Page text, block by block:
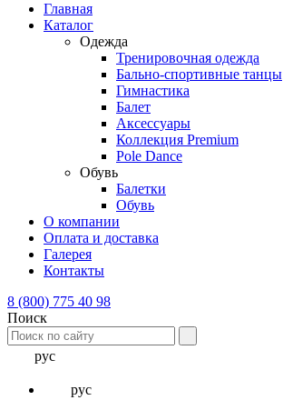
Главная
Каталог
Одежда
Тренировочная одежда
Бально-спортивные танцы
Гимнастика
Балет
Аксессуары
Коллекция Premium
Pole Dance
Обувь
Балетки
Обувь
О компании
Оплата и доставка
Галерея
Контакты
8 (800) 775 40 98
Поиск
рус
рус